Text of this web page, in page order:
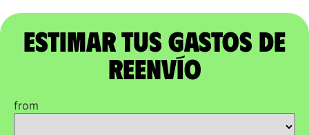
Estimar tus gastos de
reenvío
from